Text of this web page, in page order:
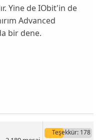
Yine de IObit'in de
Advanced
bir dene.
Teşekkür: 178